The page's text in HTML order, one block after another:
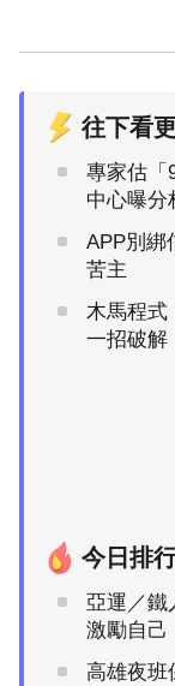
往下看
專家估「
中心曝分
APP別綁
苦主
木馬程式
一招破解
今日排
亞運／鐵
激勵自己
高雄夜班